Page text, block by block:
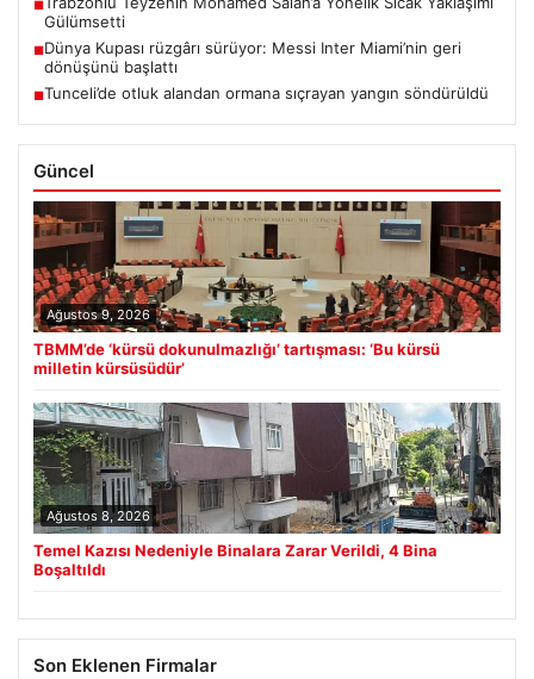
■
Gülümsetti
■Dünya Kupası rüzgârı sürüyor: Messi Inter Miami’nin geri
dönüşünü başlattı
■Tunceli’de otluk alandan ormana sıçrayan yangın söndürüldü
Güncel
Ağustos 9, 2026
TBMM’de ‘kürsü dokunulmazlığı’ tartışması: ‘Bu kürsü
milletin kürsüsüdür’
Ağustos 8, 2026
Temel Kazısı Nedeniyle Binalara Zarar Verildi, 4 Bina
Boşaltıldı
Son Eklenen Firmalar